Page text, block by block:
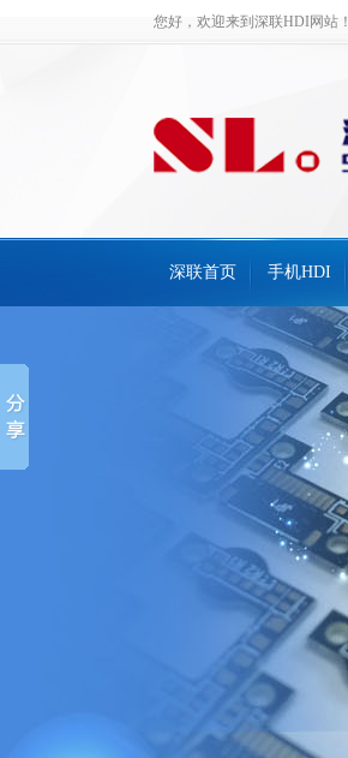
您好，欢迎来到深联HDI网站！
深联首页 手机HDI